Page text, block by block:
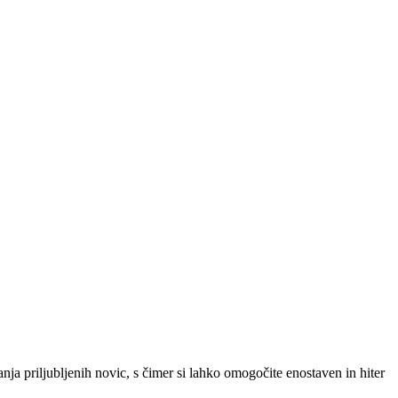
priljubljenih novic, s čimer si lahko omogočite enostaven in hiter